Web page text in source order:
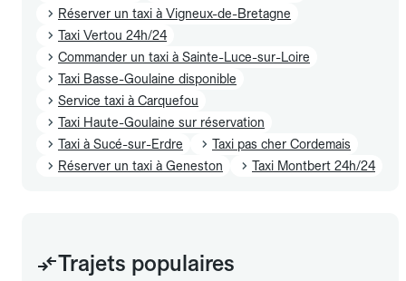
Réserver un taxi à Vigneux-de-Bretagne
Taxi Vertou 24h/24
Commander un taxi à Sainte-Luce-sur-Loire
Taxi Basse-Goulaine disponible
Service taxi à Carquefou
Taxi Haute-Goulaine sur réservation
Taxi à Sucé-sur-Erdre
Taxi pas cher Cordemais
Réserver un taxi à Geneston
Taxi Montbert 24h/24
Trajets populaires